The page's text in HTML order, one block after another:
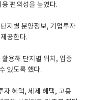
편의성을 높였다.
지별 분양정보, 기업투자
공한다.
용해 단지별 위치, 업종
있도록 했다.
자 혜택, 세제 혜택, 고용